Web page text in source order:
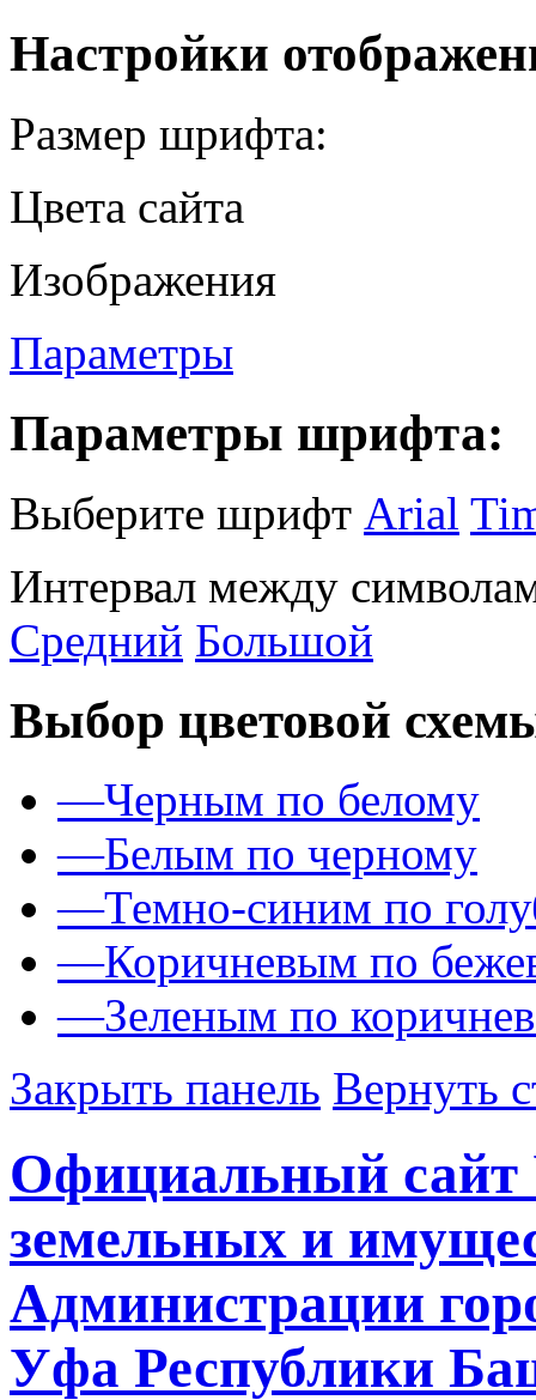
Настройки
Размер шрифта:
Цвета сайта
Изображения
Параметры
Параметры шрифта:
Выберите шрифт Arial
Интервал между
Средний Большой
Выбор цветовой
—Черным по белому
—Белым по черному
—Темно-синим по
—Коричневым по
—Зеленым по
Закрыть панель Вернуть
Официальный сайт
земельных и
Администрации
Уфа Республики